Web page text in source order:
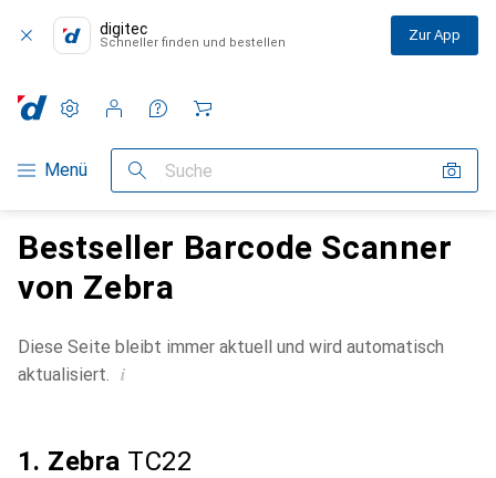
digitec
Schneller finden und bestellen Zur App
Navigation nach Kategorien
Menü Suche
Einstellungen
Kundenkonto
Vergleichslisten
Merklisten
Warenkorb
Bestseller Barcode Scanner
von Zebra
Diese Seite bleibt immer aktuell und wird automatisch
aktualisiert. i
1. Zebra TC22